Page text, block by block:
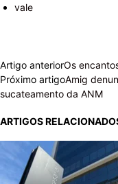
vale
Artigo anteriorOs
Próximo artigoAmig
sucateamento da ANM
ARTIGOS